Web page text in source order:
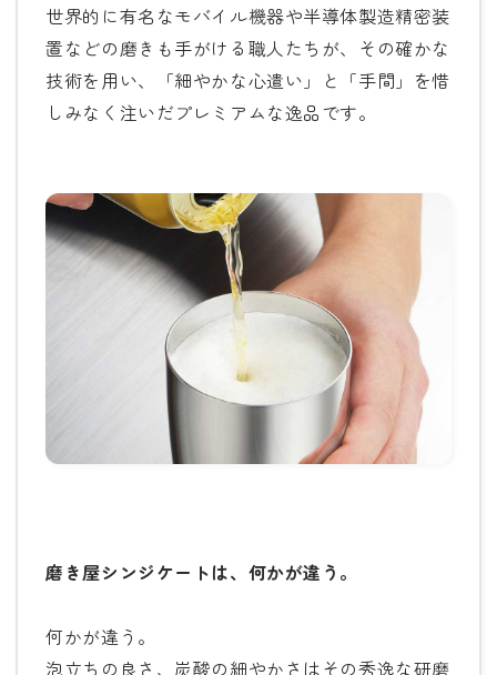
世界的に有名なモバイル機器や半導体製造精密装
置などの磨きも手がける職人たちが、その確かな
技術を用い、「細やかな心遣い」と「手間」を惜
しみなく注いだプレミアムな逸品です。
磨き屋シンジケートは、何かが違う。
何かが違う。
泡立ちの良さ、炭酸の細やかさはその秀逸な研磨